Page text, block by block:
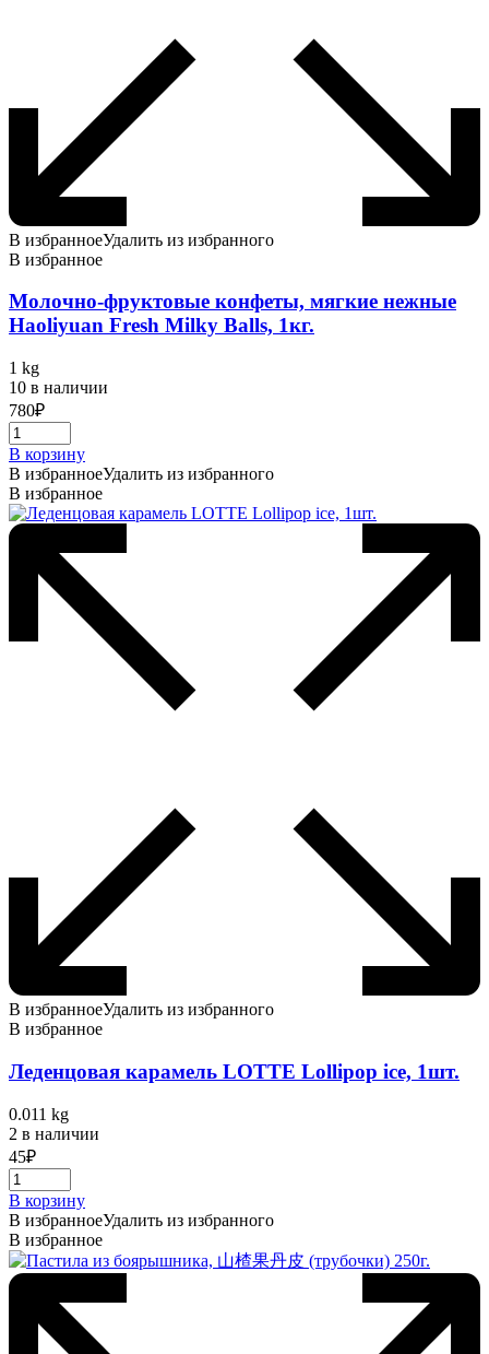
В избранноеУдалить из избранного
В избранное
Молочно-фруктовые конфеты, мягкие нежные
Haoliyuan Fresh Milky Balls, 1кг.
1 kg
10 в наличии
780₽
В корзину
В избранноеУдалить из избранного
В избранное
В избранноеУдалить из избранного
В избранное
Леденцовая карамель LOTTE Lollipop ice, 1шт.
0.011 kg
2 в наличии
45₽
В корзину
В избранноеУдалить из избранного
В избранное